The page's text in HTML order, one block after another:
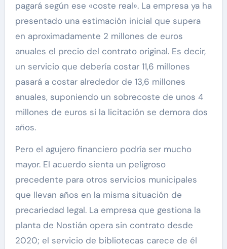
pagará según ese «coste real». La empresa ya ha
presentado una estimación inicial que supera
en aproximadamente 2 millones de euros
anuales el precio del contrato original. Es decir,
un servicio que debería costar 11,6 millones
pasará a costar alrededor de 13,6 millones
anuales, suponiendo un sobrecoste de unos 4
millones de euros si la licitación se demora dos
años.
Pero el agujero financiero podría ser mucho
mayor. El acuerdo sienta un peligroso
precedente para otros servicios municipales
que llevan años en la misma situación de
precariedad legal. La empresa que gestiona la
planta de Nostián opera sin contrato desde
2020; el servicio de bibliotecas carece de él